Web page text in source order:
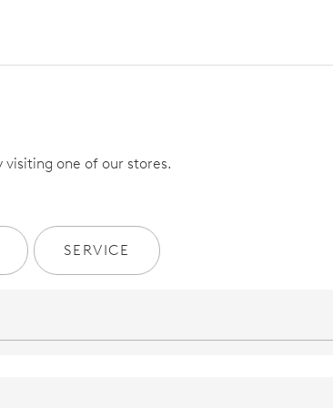
visiting one of our stores.
SERVICE